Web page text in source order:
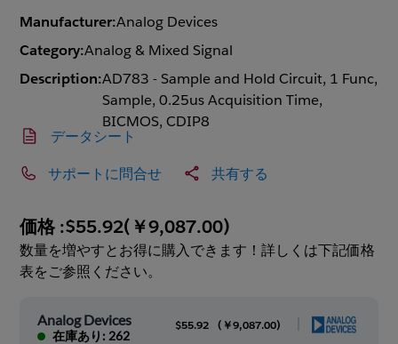
Manufacturer:Analog Devices
Category:Analog & Mixed Signal
Description:AD783 - Sample and Hold Circuit, 1 Func,
Sample, 0.25us Acquisition Time,
BICMOS, CDIP8
データシート
サポートに問合せ 共有する
価格 :$55.92(￥9,087.00)
数量を増やすとお得に購入できます！詳しくは下記価格
表をご参照ください。
Analog Devices
在庫あり: 262
$55.92 ( ￥9,087.00)